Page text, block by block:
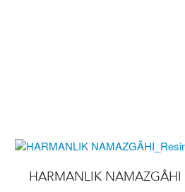
HARMANLIK NAMAZGÂHI